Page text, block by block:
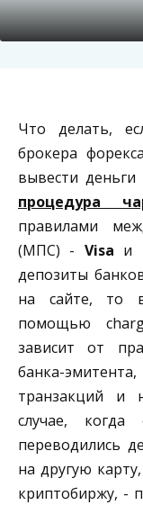
Что делать,
брокера
вывести деньги
процедура
правилами
(МПС) - Visa и
депозиты
на сайте, то
помощью
зависит от
банка-
транзакций и
случае, когда
переводились
на другую
криптобиржу, -